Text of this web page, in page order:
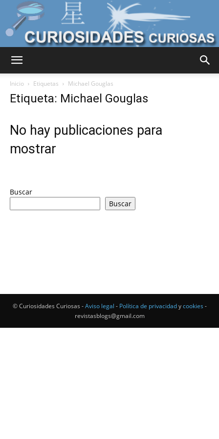
Mundo
Inicio Etiquetas Michael Gouglas
Etiqueta: Michael Gouglas
No hay publicaciones para
mostrar
Buscar
Buscar
© Curiosidades Curiosas -Aviso legal - Política de privacidadycookies -
revistasblogs@gmail.com